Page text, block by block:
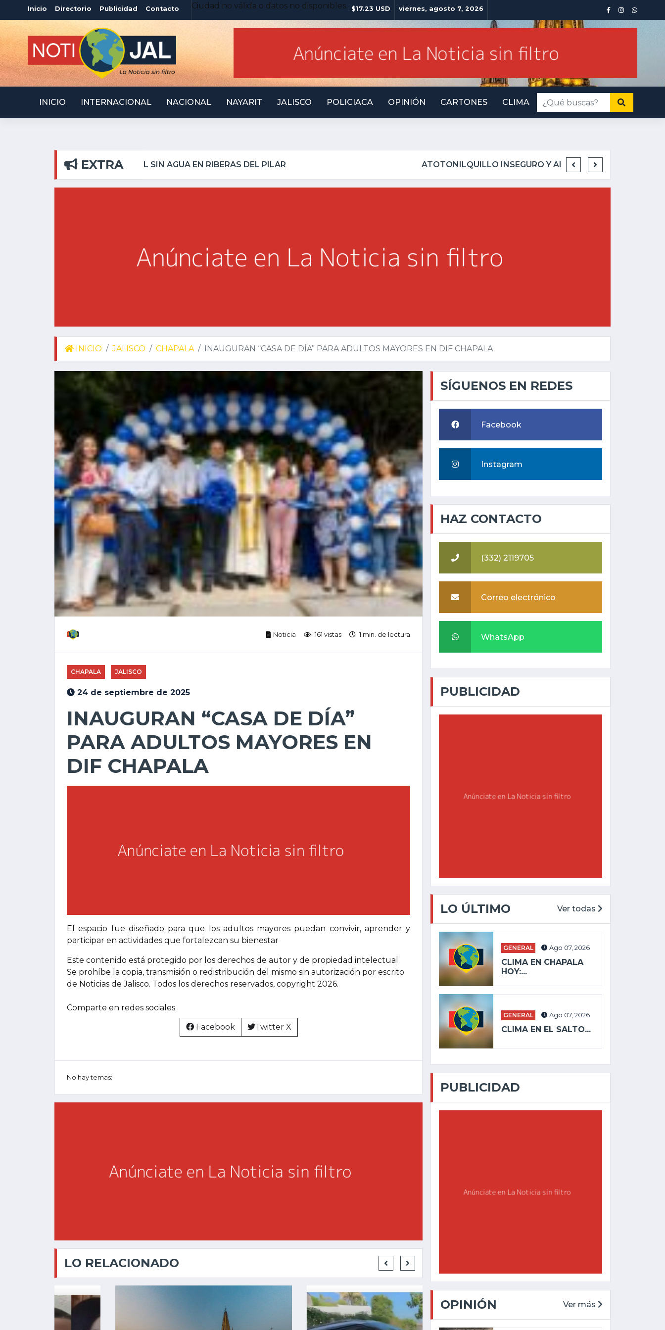
Inicio Directorio Publicidad Contacto Ciudad no válida o datos no disponibles. $17.23 USD viernes, agosto 7, 2026
INICIO INTERNACIONAL NACIONAL NAYARIT JALISCO POLICIACA OPINIÓN CARTONES CLIMA
EXTRA ATOTONILQUILLO INSEGURO Y AL VIRREY NO LE IMPORTA INMINENTE AMENAZA
INICIO JALISCO CHAPALA INAUGURAN “CASA DE DÍA” PARA ADULTOS MAYORES EN DIF CHAPALA
Noticia 161 vistas 1 min. de lectura
CHAPALA JALISCO
24 de septiembre de 2025
INAUGURAN “CASA DE DÍA”
PARA ADULTOS MAYORES EN
DIF CHAPALA
El espacio fue diseñado para que los adultos mayores puedan convivir, aprender y
participar en actividades que fortalezcan su bienestar
Este contenido está protegido por los derechos de autor y de propiedad intelectual.
Se prohíbe la copia, transmisión o redistribución del mismo sin autorización por escrito
de Noticias de Jalisco. Todos los derechos reservados, copyright 2026.
Comparte en redes sociales
Facebook Twitter X
No hay temas:
LO RELACIONADO
SÍGUENOS EN REDES
Facebook
Instagram
HAZ CONTACTO
(332) 2119705
Correo electrónico
WhatsApp
PUBLICIDAD
LO ÚLTIMO Ver todas
GENERAL Ago 07, 2026
CLIMA EN CHAPALA
HOY:...
GENERAL Ago 07, 2026
CLIMA EN EL SALTO...
PUBLICIDAD
OPINIÓN Ver más